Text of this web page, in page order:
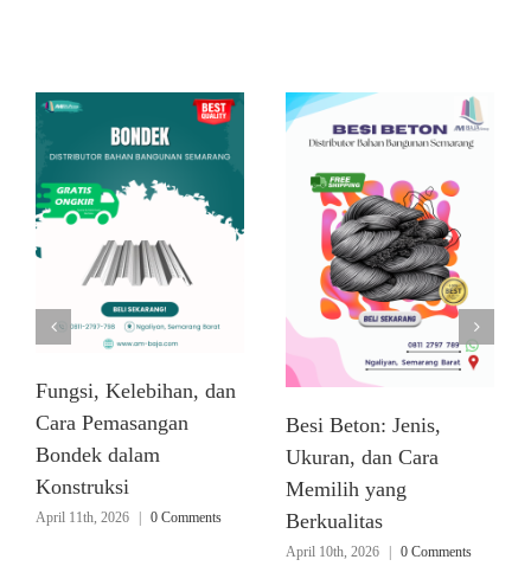
Fungsi, Kelebihan, dan
Cara Pemasangan
Bondek dalam
Konstruksi
April 11th, 2026 | 0 Comments
Besi Beton: Jenis,
Ukuran, dan Cara
Memilih yang
Berkualitas
April 10th, 2026 | 0 Comments